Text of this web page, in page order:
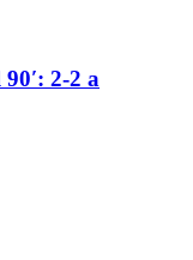
2-2 a